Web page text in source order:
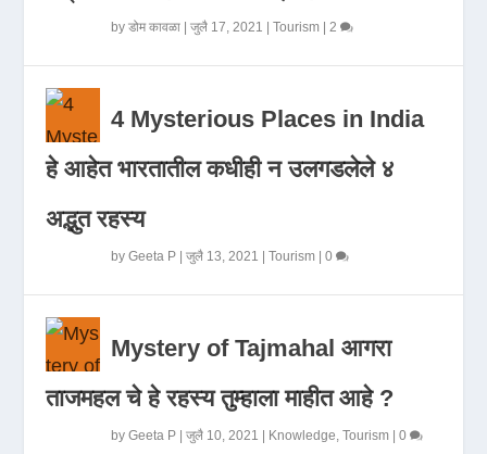
byडोम कावळा |जुलै 17, 2021 |Tourism | 2
4 Mysterious Places in India
हे आहेत भारतातील कधीही न उलगडलेले ४
अद्भुत रहस्य
byGeeta P |जुलै 13, 2021 |Tourism |0
Mystery of Tajmahal आगरा
ताजमहल चे हे रहस्य तुम्हाला माहीत आहे ?
byGeeta P |जुलै 10, 2021 | Knowledge ,Tourism |0